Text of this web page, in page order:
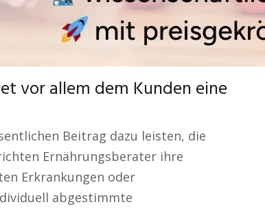
vor allem dem Kunden eine
Beitrag dazu leisten, die
Ernährungsberater ihre
Erkrankungen oder
abgestimmte